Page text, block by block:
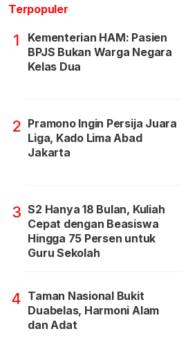
Terpopuler
1
Kementerian HAM: Pasien
BPJS Bukan Warga Negara
Kelas Dua
2 Pramono Ingin Persija Juara
Liga, Kado Lima Abad
Jakarta
3 S2 Hanya 18 Bulan, Kuliah
Cepat dengan Beasiswa
Hingga 75 Persen untuk
Guru Sekolah
4 Taman Nasional Bukit
Duabelas, Harmoni Alam
dan Adat